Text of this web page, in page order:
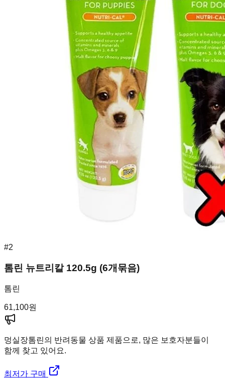
#2
톰린 뉴트리칼 120.5g (6개묶음)
톰린
61,100원
멍실장톰린의 반려동물 상품 제품으로, 많은 보호자분들이
함께 찾고 있어요.
최저가 구매